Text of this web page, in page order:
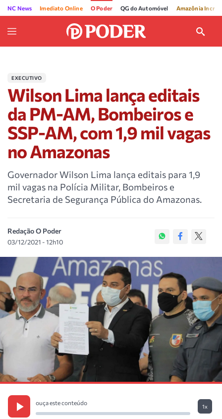
NC News Imediato Online O Poder QG do Automóvel Amazônia
EXECUTIVO
Wilson Lima lança editais
da PM-AM, Bombeiros e
SSP-AM, com 1,9 mil vagas
no Amazonas
Governador Wilson Lima lança editais para 1,9
mil vagas na Polícia Militar, Bombeiros e
Secretaria de Segurança Pública do Amazonas.
Redação O Poder
03/12/2021 - 12h10
ouça este conteúdo
1x